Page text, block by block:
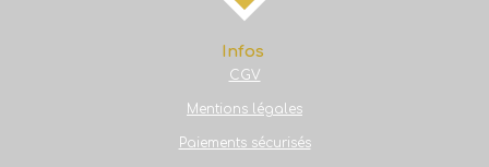
Infos
CGV
Mentions légales
Paiements sécurisés